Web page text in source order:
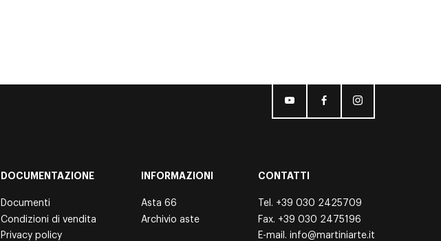
DOCUMENTAZIONE
Documenti
Condizioni di vendita
Privacy policy
INFORMAZIONI
Asta 66
Archivio aste
CONTATTI
Tel. +39 030 2425709
Fax. +39 030 2475196
E-mail. info@martiniarte.it